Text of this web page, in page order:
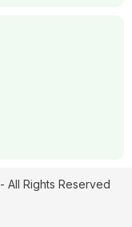
- All Rights Reserved